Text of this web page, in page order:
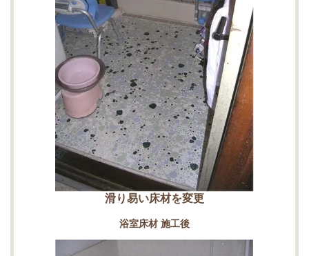
滑り易い床材を変更
浴室床材 施工後